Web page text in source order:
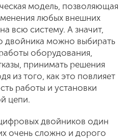
модель, позволяющая
любых внешних
всю систему. А значит,
можно выбирать
оборудования,
принимать решения
из того, как это повлияет
работы и установки
цепи.
двойников один
очень сложно и дорого